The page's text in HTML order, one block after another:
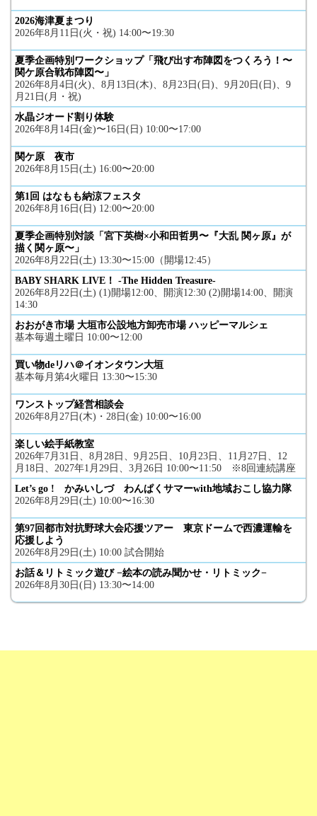
2026海津夏まつり
2026年8月11日(火・祝) 14:00〜19:30
夏季企画特別ワークショップ「飛び出す布陣図をつくろう！〜
関ケ原合戦布陣図〜」
2026年8月4日(火)、8月13日(木)、8月23日(日)、9月20日(日)、9
月21日(月・祝)
水晶ジオード割り体験
2026年8月14日(金)〜16日(日) 10:00〜17:00
関ケ原 夜市
2026年8月15日(土) 16:00〜20:00
第1回 はなもも納涼フェスタ
2026年8月16日(日) 12:00〜20:00
夏季企画特別対談「宮下英樹×小和田哲男〜『大乱 関ヶ原』が
描く関ヶ原〜」
2026年8月22日(土) 13:30〜15:00（開場12:45）
BABY SHARK LIVE！ -The Hidden Treasure-
2026年8月22日(土) (1)開場12:00、開演12:30 (2)開場14:00、開演
14:30
おおがき市場 大垣市公設地方卸売市場 ハッピーマルシェ
基本毎週土曜日 10:00〜12:00
買い物deリハ＠イオンタウン大垣
基本毎月第4火曜日 13:30〜15:30
ワンストップ経営相談会
2026年8月27日(木)・28日(金) 10:00〜16:00
楽しい絵手紙教室
2026年7月31日、8月28日、9月25日、10月23日、11月27日、12
月18日、2027年1月29日、3月26日 10:00〜11:50 ※8回連続講座
Let’s go ! かみいしづ わんぱくサマーwith地域おこし協力隊
2026年8月29日(土) 10:00〜16:30
第97回都市対抗野球大会応援ツアー 東京ドームで西濃運輸を
応援しよう
2026年8月29日(土) 10:00 試合開始
お話＆リトミック遊び −絵本の読み聞かせ・リトミック−
2026年8月30日(日) 13:30〜14:00